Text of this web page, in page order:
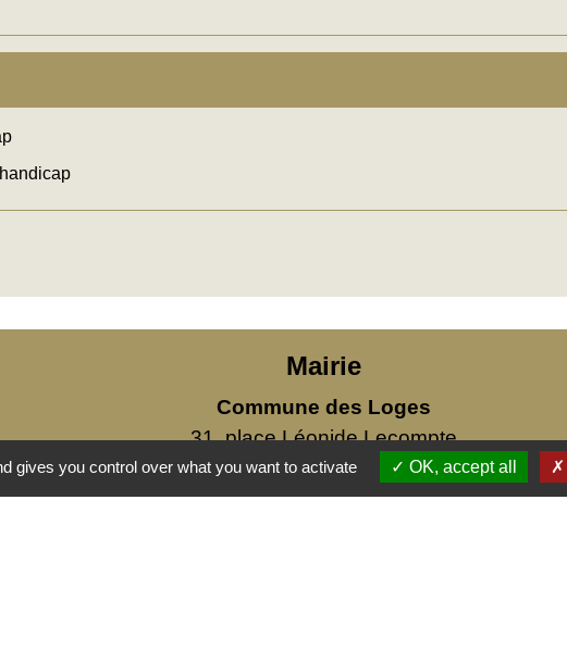
Mairie
Commune des Loges
31, place Léonide Lecompte
76790 Les Loges - FRANCE
+33 2 35 27 04 81
gives you control over what you want to activate OK, accept all